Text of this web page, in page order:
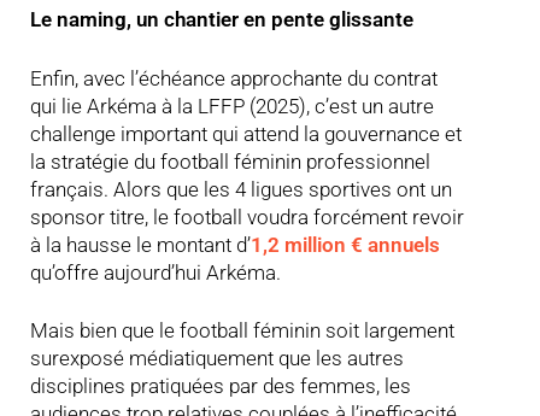
Le naming, un chantier en pente glissante
Enfin, avec l’échéance approchante du contrat
qui lie Arkéma à la LFFP (2025), c’est un autre
challenge important qui attend la gouvernance et
la stratégie du football féminin professionnel
français. Alors que les 4 ligues sportives ont un
sponsor titre, le football voudra forcément revoir
à la hausse le montant d’1,2 million € annuels
qu’offre aujourd’hui Arkéma.
Mais bien que le football féminin soit largement
surexposé médiatiquement que les autres
disciplines pratiquées par des femmes, les